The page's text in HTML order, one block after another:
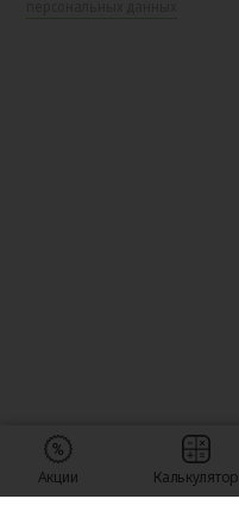
Акции Калькулятор